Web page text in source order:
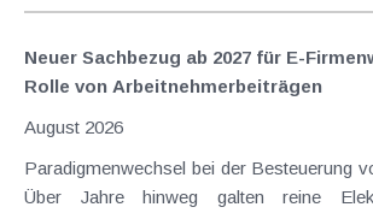
Neuer Sachbezug ab 2027 für E-
Rolle von Arbeitnehmer​­beiträgen
August 2026
Paradigmenwechsel bei der Besteuerung
Über Jahre hinweg galten reine